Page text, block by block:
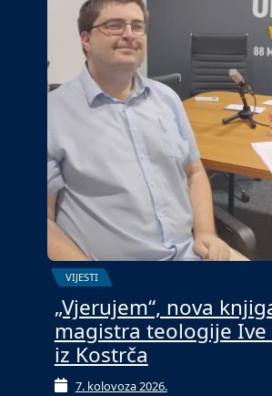
VIJESTI
„Vjerujem“, nova
magistra teologije Ive
iz Kostrča
7. kolovoza 2026.